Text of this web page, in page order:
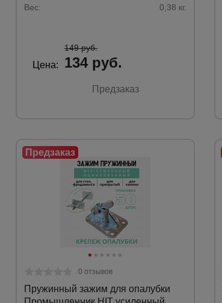
Вес:
0,38 кг.
Цена:
149 руб.
134 руб.
Предзаказ
0 отзывов
Пружинный зажим для опалубки